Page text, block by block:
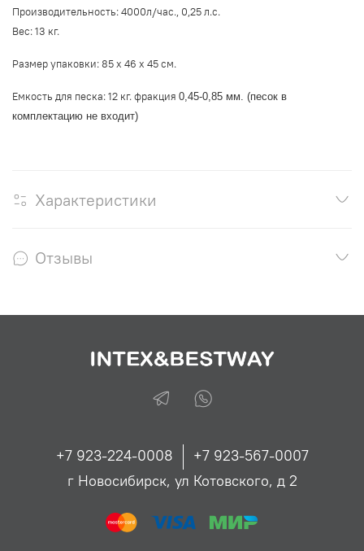
Производительность: 4000л/час., 0,25 л.с.
Вес: 13 кг.
Размер упаковки: 85 х 46 х 45 см.
Емкость для песка: 12 кг. фракция 0,45-0,85 мм . (песок в
комплектацию не входит)
Характеристики
Отзывы
+7 923-224-0008
+7 923-567-0007
г Новосибирск, ул Котовского, д 2